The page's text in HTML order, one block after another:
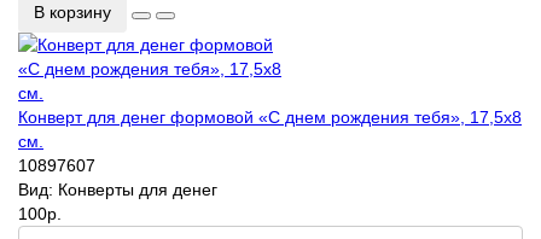
В корзину
Конверт для денег формовой «С днем рождения тебя», 17,5х8
см.
10897607
Вид: Конверты для денег
100р.